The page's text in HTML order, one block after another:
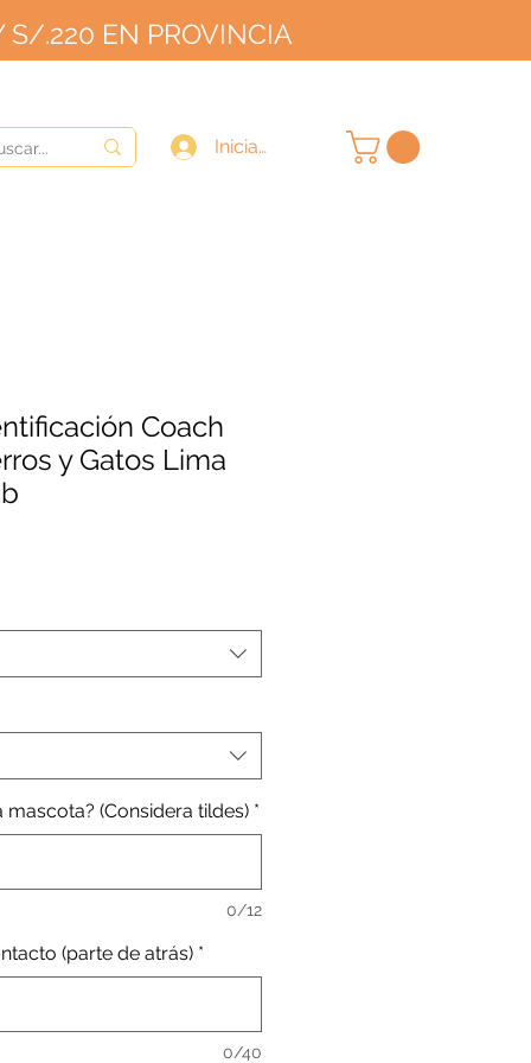
S/.220 EN PROVINCIA
Iniciar sesión
Coach
y Gatos Lima
(Considera tildes) *
0/12
(parte de atrás) *
0/40